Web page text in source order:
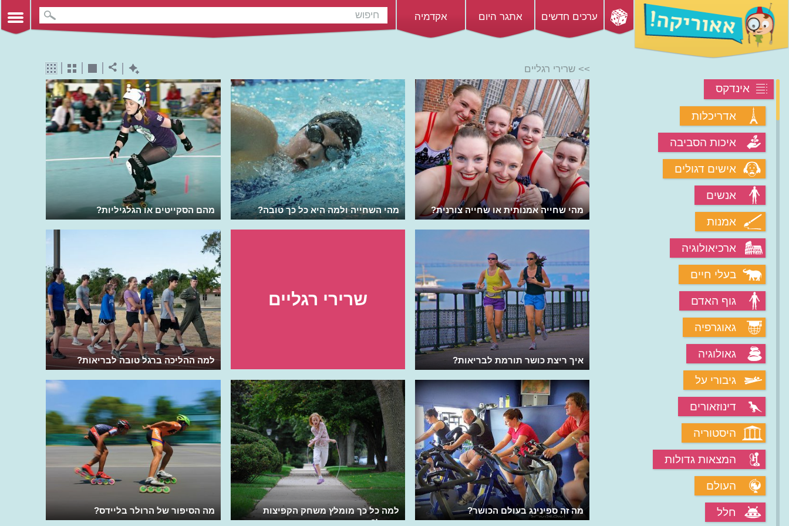
ערכים חדשים אתגר היום אקדמיה
אינדקס
אדריכלות
איכות הסביבה
אישים דגולים
אנשים
אמנות
ארכיאולוגיה
בעלי חיים
גוף האדם
גאוגרפיה
גאולוגיה
גיבורי על
דינוזאורים
היסטוריה
המצאות גדולות
העולם
חלל
>> שרירי רגליים
מהם הסקייטים או הגלגיליות? מהי השחייה ולמה היא כל כך טובה? מהי שחייה אמנותית או שחייה צורנית?
למה ההליכה ברגל טובה לבריאות?
שרירי רגליים
איך ריצת כושר תורמת לבריאות?
מה הסיפור של הרולר בליידס?
למה כל כך מומלץ משחק הקפיצות
בחבל?
מה זה ספינינג בעולם הכושר?
איך מחזקים את הרגליים בבית ובכושר?